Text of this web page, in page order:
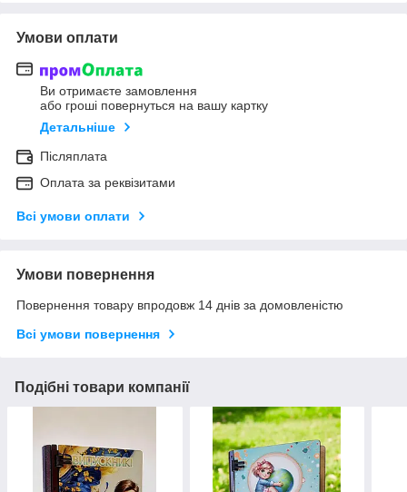
Умови оплати
Ви отримаєте замовлення
або гроші повернуться на вашу картку
Детальніше
Післяплата
Оплата за реквізитами
Всі умови оплати
Умови повернення
Повернення товару впродовж 14 днів за домовленістю
Всі умови повернення
Подібні товари компанії